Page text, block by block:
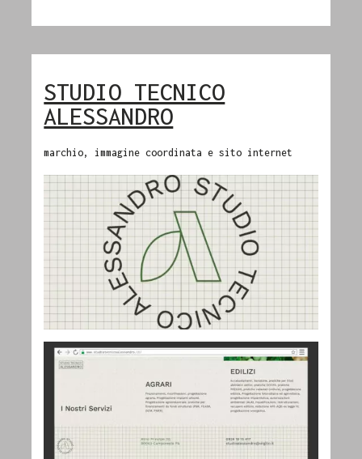
STUDIO TECNICO
ALESSANDRO
marchio, immagine coordinata e sito internet